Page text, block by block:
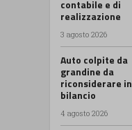
contabile e di
realizzazione
3 agosto 2026
Auto colpite da
grandine da
riconsiderare in
bilancio
4 agosto 2026